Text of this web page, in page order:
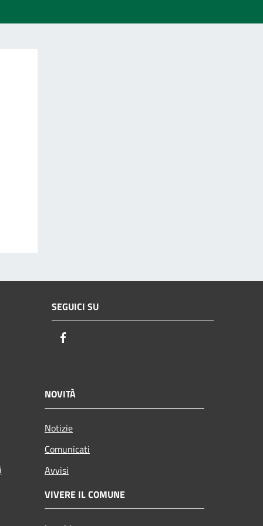
SEGUICI SU
NOVITÀ
Notizie
Comunicati
Avvisi
VIVERE IL COMUNE